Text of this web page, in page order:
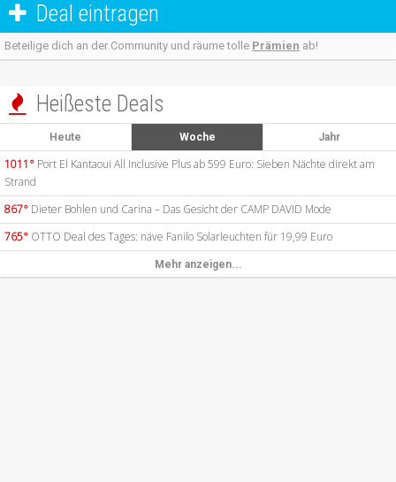
 Deal eintragen
Beteilige dich an der Community und räume tolle Prämien ab!
 Heißeste Deals
Heute Woche Jahr
1011° Port El Kantaoui All Inclusive Plus ab 599 Euro: Sieben Nächte direkt am
Strand
867° Dieter Bohlen und Carina – Das Gesicht der CAMP DAVID Mode
765° OTTO Deal des Tages: näve Fanilo Solarleuchten für 19,99 Euro
Mehr anzeigen...